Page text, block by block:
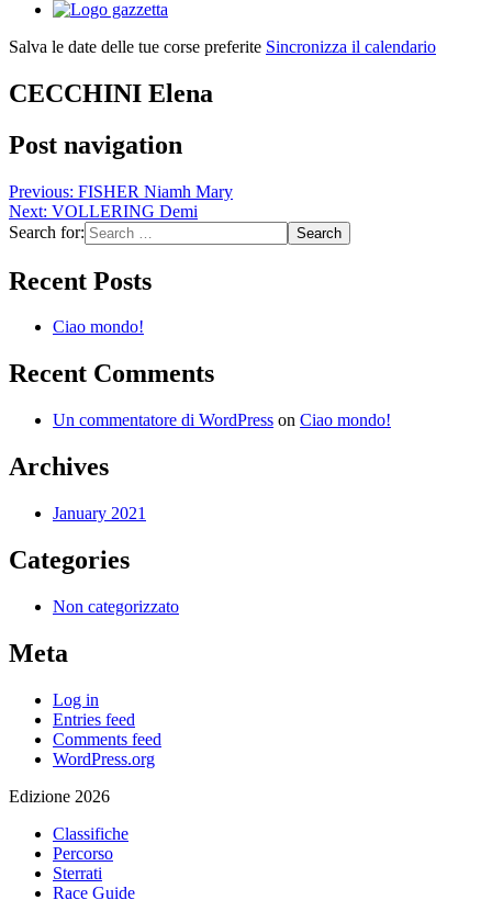
Salva le date delle tue corse preferite Sincronizza il calendario
CECCHINI Elena
Post navigation
Previous: FISHER Niamh Mary
Next: VOLLERING Demi
Search for:
Recent Posts
Ciao mondo!
Recent Comments
Un commentatore di WordPress on Ciao mondo!
Archives
January 2021
Categories
Non categorizzato
Meta
Log in
Entries feed
Comments feed
WordPress.org
Edizione 2026
Classifiche
Percorso
Sterrati
Race Guide